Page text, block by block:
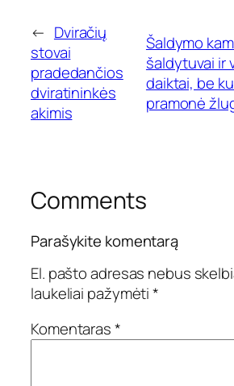
← Dviračių
stovai
pradedančios
dviratininkės
akimis
Šaldymo
šaldytuvai ir
daiktai, be
pramonė
Comments
Parašykite komentarą
El. pašto adresas nebus
laukeliai pažymėti*
Komentaras*